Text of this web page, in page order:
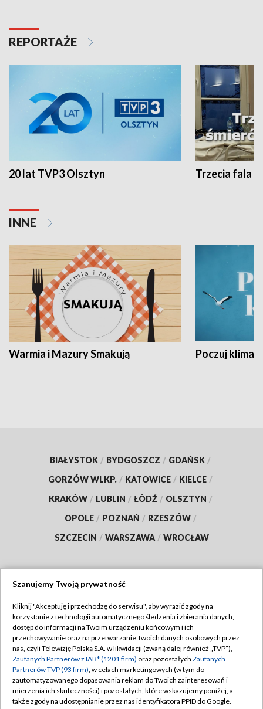
REPORTAŻE
20 lat TVP3 Olsztyn Trzecia fala -
INNE
Warmia i Mazury Smakują Poczuj klimat
BIAŁYSTOK / BYDGOSZCZ / GDAŃSK /
GORZÓW WLKP. / KATOWICE / KIELCE /
KRAKÓW / LUBLIN / ŁÓDŹ / OLSZTYN /
OPOLE / POZNAŃ / RZESZÓW /
SZCZECIN / WARSZAWA / WROCŁAW
TVP
Abonament TVP
Emisja w TVP
Centrum informacji TVP
Naziemna Telewizja Cyfrowa
Regulamin TVP
Polityka prywatności
Moje zgody
Pomoc
Szanujemy Twoją prywatność
Kliknij "Akceptuję i przechodzę do serwisu", aby wyrazić zgody na
korzystanie z technologii automatycznego śledzenia i zbierania danych,
dostęp do informacji na Twoim urządzeniu końcowym i ich
przechowywanie oraz na przetwarzanie Twoich danych osobowych przez
nas, czyli Telewizję Polską S.A. w likwidacji (zwaną dalej również „TVP”),
Zaufanych Partnerów z IAB* (1201 firm) oraz pozostałych Zaufanych
Partnerów TVP (93 firm), w celach marketingowych (w tym do
zautomatyzowanego dopasowania reklam do Twoich zainteresowań i
mierzenia ich skuteczności) i pozostałych, które wskazujemy poniżej, a
także zgody na udostępnianie przez nas identyfikatora PPID do Google.